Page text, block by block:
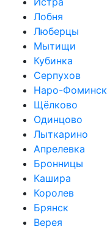
Лобня
Люберцы
Мытищи
Кубинка
Серпухов
Наро-Фоминск
Щёлково
Одинцово
Лыткарино
Апрелевка
Бронницы
Кашира
Королев
Брянск
Верея